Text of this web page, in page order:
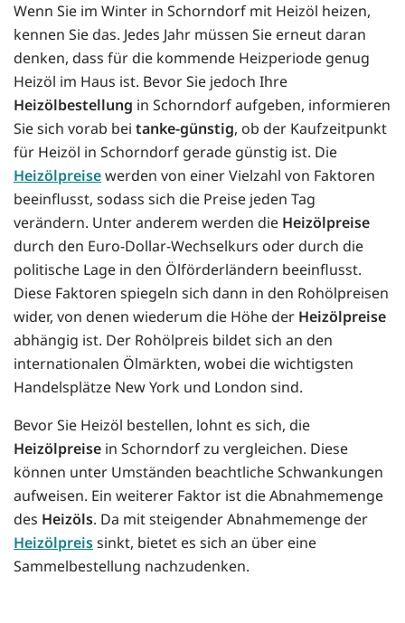
Wenn Sie im Winter in Schorndorf mit Heizöl heizen,
kennen Sie das. Jedes Jahr müssen Sie erneut daran
denken, dass für die kommende Heizperiode genug
Heizöl im Haus ist. Bevor Sie jedoch Ihre
Heizölbestellung in Schorndorf aufgeben, informieren
Sie sich vorab bei tanke-günstig, ob der Kaufzeitpunkt
für Heizöl in Schorndorf gerade günstig ist. Die
Heizölpreisewerden von einer Vielzahl von Faktoren
beeinflusst, sodass sich die Preise jeden Tag
verändern. Unter anderem werden die Heizölpreise
durch den Euro-Dollar-Wechselkurs oder durch die
politische Lage in den Ölförderländern beeinflusst.
Diese Faktoren spiegeln sich dann in den Rohölpreisen
wider, von denen wiederum die Höhe der Heizölpreise
abhängig ist. Der Rohölpreis bildet sich an den
internationalen Ölmärkten, wobei die wichtigsten
Handelsplätze New York und London sind.
Bevor Sie Heizöl bestellen, lohnt es sich, die
Heizölpreise in Schorndorf zu vergleichen. Diese
können unter Umständen beachtliche Schwankungen
aufweisen. Ein weiterer Faktor ist die Abnahmemenge
des Heizöls. Da mit steigender Abnahmemenge der
Heizölpreissinkt, bietet es sich an über eine
Sammelbestellung nachzudenken.